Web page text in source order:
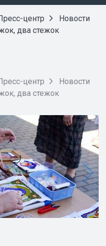
центр
Новости
два стежок
центр
Новости
два стежок